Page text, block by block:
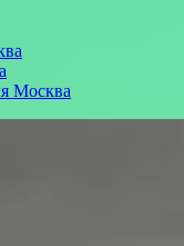
Москва